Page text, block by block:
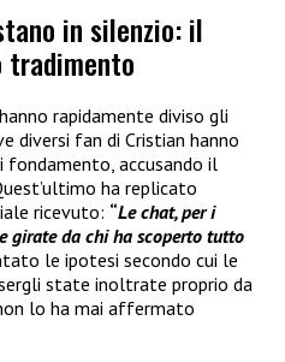
in silenzio: il
tradimento
rapidamente diviso gli
diversi fan di Cristian hanno
accusando il
ha replicato
ricevuto: “Le chat, per i
girate da chi ha scoperto tutto
le ipotesi secondo cui le
state inoltrate proprio da
lo ha mai affermato